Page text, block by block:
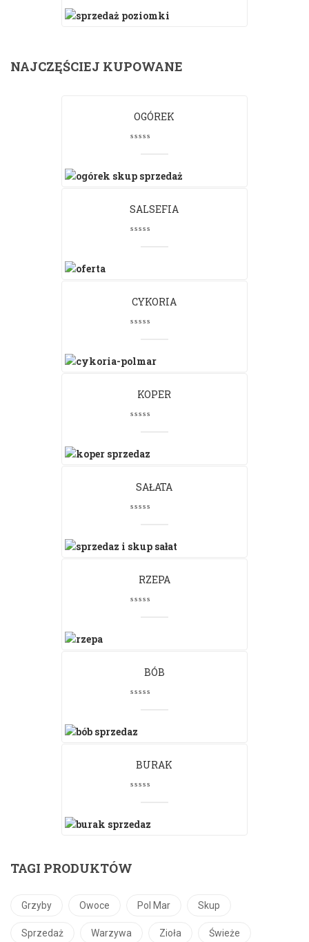
NAJCZĘŚCIEJ KUPOWANE
OGÓREK
SALSEFIA
CYKORIA
KOPER
SAŁATA
RZEPA
BÓB
BURAK
TAGI PRODUKTÓW
Grzyby Owoce Pol Mar Skup
Sprzedaż Warzywa Zioła Świeże